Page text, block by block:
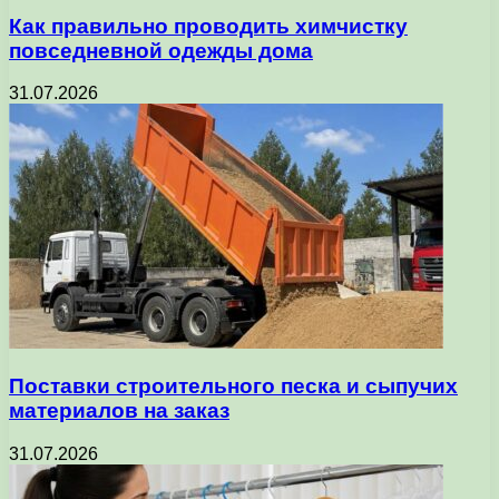
Как правильно проводить химчистку
повседневной одежды дома
31.07.2026
Поставки строительного песка и сыпучих
материалов на заказ
31.07.2026